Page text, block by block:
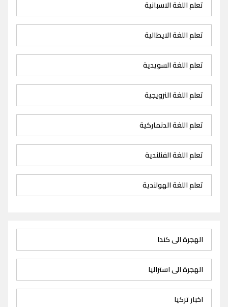
تعلم اللغة الاسبانية
تعلم اللغة الايطالية
تعلم اللغة السويدية
تعلم اللغة النرويجية
تعلم اللغة الدنماركية
تعلم اللغة الفنلندية
تعلم اللغة الهولندية
الهجرة الى كندا
الهجرة الى استراليا
اخبار تركيا